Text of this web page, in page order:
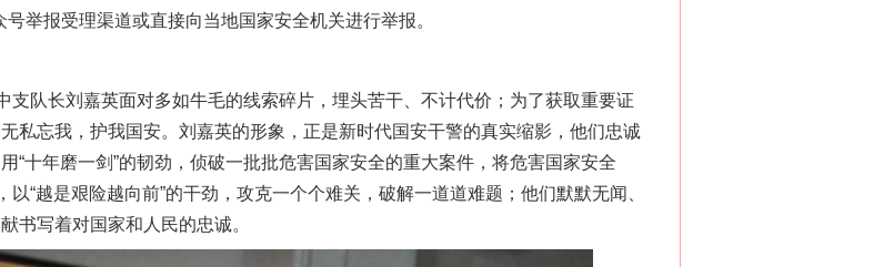
举报受理渠道或直接向当地国家安全机关进行举报。
队长刘嘉英面对多如牛毛的线索碎片，埋头苦干、不计代价；为了获取重要证
私忘我，护我国安。刘嘉英的形象，正是新时代国安干警的真实缩影，他们忠诚
“十年磨一剑”的韧劲，侦破一批批危害国家安全的重大案件，将危害国家安全
“越是艰险越向前”的干劲，攻克一个个难关，破解一道道难题；他们默默无闻、
书写着对国家和人民的忠诚。